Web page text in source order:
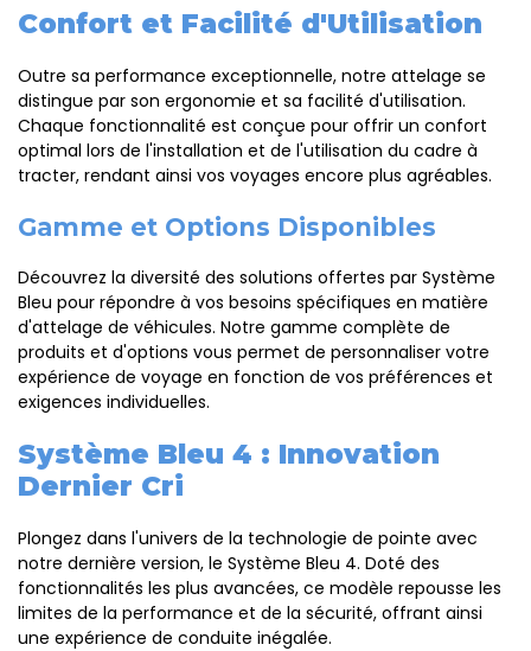
Confort et Facilité d'Utilisation
Outre sa performance exceptionnelle, notre attelage se
distingue par son ergonomie et sa facilité d'utilisation.
Chaque fonctionnalité est conçue pour offrir un confort
optimal lors de l'installation et de l'utilisation du cadre à
tracter, rendant ainsi vos voyages encore plus agréables.
Gamme et Options Disponibles
Découvrez la diversité des solutions offertes par Système
Bleu pour répondre à vos besoins spécifiques en matière
d'attelage de véhicules. Notre gamme complète de
produits et d'options vous permet de personnaliser votre
expérience de voyage en fonction de vos préférences et
exigences individuelles.
Système Bleu 4 : Innovation
Dernier Cri
Plongez dans l'univers de la technologie de pointe avec
notre dernière version, le Système Bleu 4. Doté des
fonctionnalités les plus avancées, ce modèle repousse les
limites de la performance et de la sécurité, offrant ainsi
une expérience de conduite inégalée.